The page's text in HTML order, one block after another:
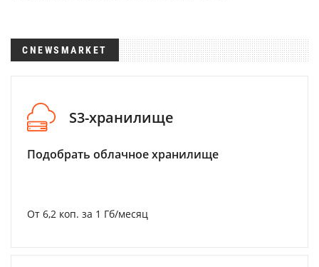
CNEWSMARKET
S3-хранилище
Подобрать облачное хранилище
От 6,2 коп. за 1 Гб/месяц